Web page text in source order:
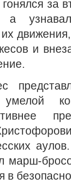
за
а
и
марш-
в